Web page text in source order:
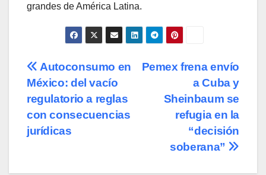
grandes de América Latina.
Navegación
de
entradas
Pemex frena envío
a Cuba y
Sheinbaum se
refugia en la
“decisión
soberana”
Autoconsumo en
México: del vacío
regulatorio a reglas
con consecuencias
jurídicas